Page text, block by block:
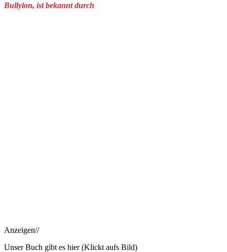
Bullyion, ist bekannt durch
Anzeigen//
Unser Buch gibt es hier (Klickt aufs Bild)